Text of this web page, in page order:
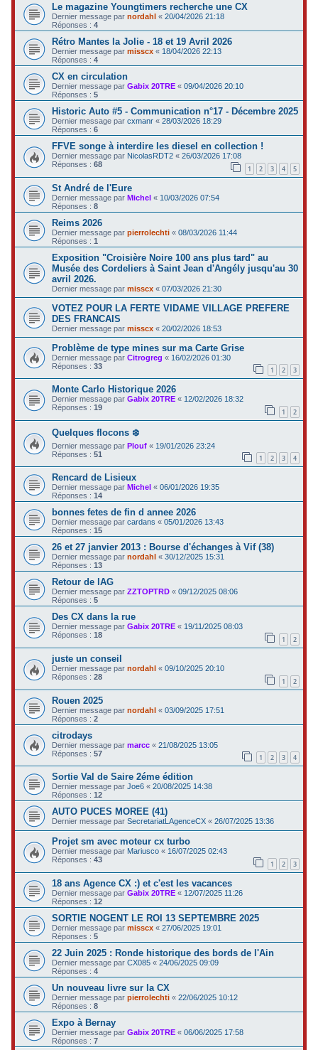
Le magazine Youngtimers recherche une CX
Dernier message parnordahl «20/04/2026 21:18
Réponses :4
Rétro Mantes la Jolie - 18 et 19 Avril 2026
Dernier message parmisscx « 18/04/2026 22:13
Réponses :4
CX en circulation
Dernier message parGabix 20TRE «09/04/2026 20:10
Réponses :5
Historic Auto #5 - Communication n°17 - Décembre 2025
Dernier message parcxmanr «28/03/2026 18:29
Réponses :6
FFVE songe à interdire les diesel en collection !
Dernier message par NicolasRDT2 «26/03/2026 17:08
Réponses :68 1 2 3 4 5
St André de l'Eure
Dernier message parMichel « 10/03/2026 07:54
Réponses :8
Reims 2026
Dernier message parpierrolechti «08/03/2026 11:44
Réponses :1
Exposition "Croisière Noire 100 ans plus tard" au
Musée des Cordeliers à Saint Jean d'Angély jusqu'au 30
avril 2026.
Dernier message parmisscx «07/03/2026 21:30
VOTEZ POUR LA FERTE VIDAME VILLAGE PREFERE
DES FRANCAIS
Dernier message parmisscx «20/02/2026 18:53
Problème de type mines sur ma Carte Grise
Dernier message parCitrogreg « 16/02/2026 01:30
Réponses :33 1 2 3
Monte Carlo Historique 2026
Dernier message parGabix 20TRE « 12/02/2026 18:32
Réponses :19 1 2
Quelques flocons ❄️
Dernier message parPlouf « 19/01/2026 23:24
Réponses :51 1 2 3 4
Rencard de Lisieux
Dernier message par Michel «06/01/2026 19:35
Réponses :14
bonnes fetes de fin d annee 2026
Dernier message parcardans «05/01/2026 13:43
Réponses :15
26 et 27 janvier 2013 : Bourse d'échanges à Vif (38)
Dernier message parnordahl «30/12/2025 15:31
Réponses :13
Retour de lAG
Dernier message parZZTOPTRD «09/12/2025 08:06
Réponses :5
Des CX dans la rue
Dernier message parGabix 20TRE «19/11/2025 08:03
Réponses :18 1 2
juste un conseil
Dernier message parnordahl «09/10/2025 20:10
Réponses :28 1 2
Rouen 2025
Dernier message parnordahl «03/09/2025 17:51
Réponses :2
citrodays
Dernier message parmarcc «21/08/2025 13:05
Réponses :57 1 2 3 4
Sortie Val de Saire 2éme édition
Dernier message parJoe6 «20/08/2025 14:38
Réponses :12
AUTO PUCES MOREE (41)
Dernier message parSecretariatLAgenceCX «26/07/2025 13:36
Projet sm avec moteur cx turbo
Dernier message par Mariusco «16/07/2025 02:43
Réponses :43 1 2 3
18 ans Agence CX :) et c'est les vacances
Dernier message parGabix 20TRE « 12/07/2025 11:26
Réponses :12
SORTIE NOGENT LE ROI 13 SEPTEMBRE 2025
Dernier message parmisscx «27/06/2025 19:01
Réponses :5
22 Juin 2025 : Ronde historique des bords de l'Ain
Dernier message parCX085 «24/06/2025 09:09
Réponses :4
Un nouveau livre sur la CX
Dernier message parpierrolechti «22/06/2025 10:12
Réponses :8
Expo à Bernay
Dernier message parGabix 20TRE «06/06/2025 17:58
Réponses :7